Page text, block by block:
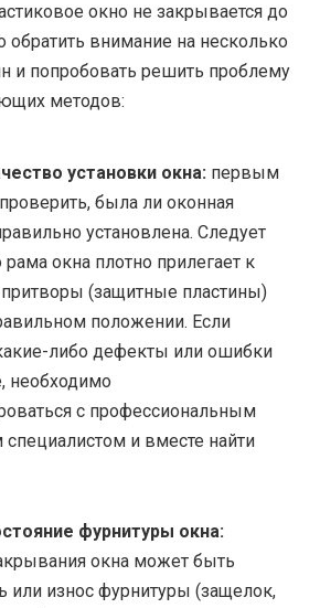
окно не закрывается до
обратить внимание на несколько
и попробовать решить проблему
методов:
установки окна: первым
была ли оконная
установлена. Следует
рама окна плотно прилегает к
притворы (защитные пластины)
положении. Если
либо дефекты или ошибки
необходимо
с профессиональным
и вместе найти
фурнитуры окна:
окна может быть
или износ фурнитуры (защелок,